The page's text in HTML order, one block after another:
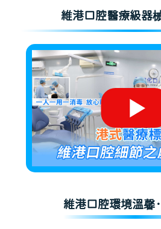
維港口腔醫療級器
維港口腔環境溫馨